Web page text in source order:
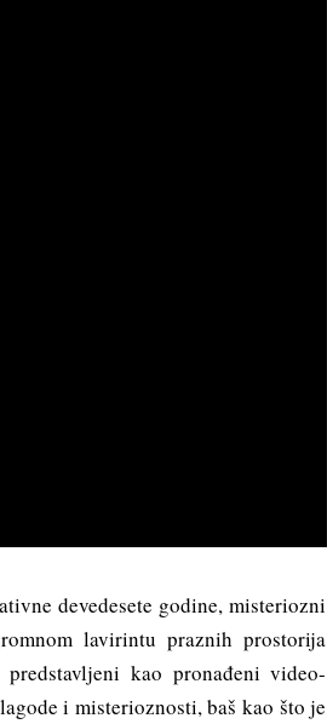
devedesete godine, misteriozni
lavirintu praznih prostorija
kao pronađeni video-
i misterioznosti, baš kao što je